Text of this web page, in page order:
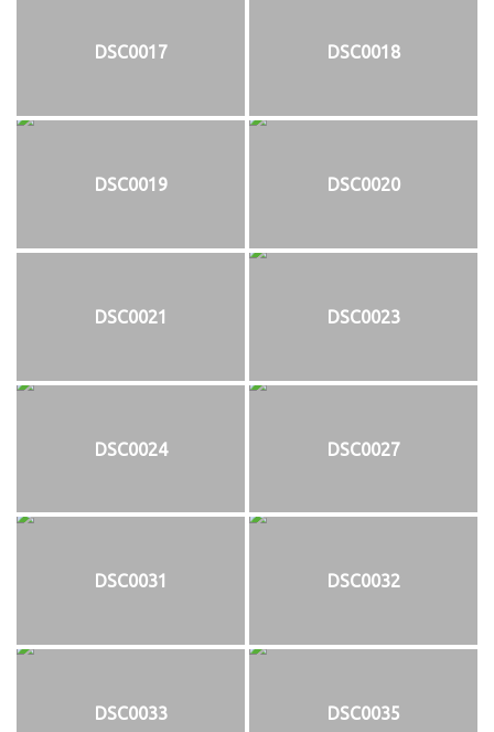
DSC0017 DSC0018
DSC0019 DSC0020
DSC0021 DSC0023
DSC0024 DSC0027
DSC0031 DSC0032
DSC0033 DSC0035